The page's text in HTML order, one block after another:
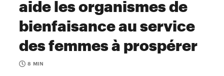
aide les organismes de
bienfaisance au service
des femmes à prospérer
8 MIN